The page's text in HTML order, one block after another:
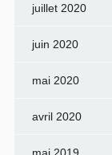
juillet 2020
juin 2020
mai 2020
avril 2020
mai 2019